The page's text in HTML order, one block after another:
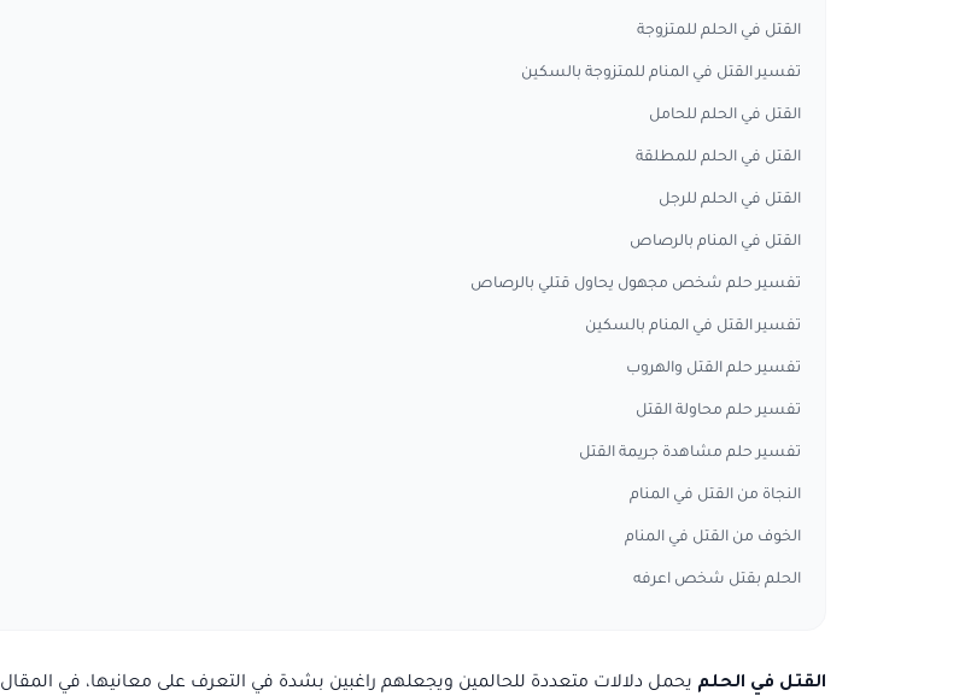
القتل في الحلم للمتزوجة
تفسير القتل في المنام للمتزوجة بالسكين
القتل في الحلم للحامل
القتل في الحلم للمطلقة
القتل في الحلم للرجل
القتل في المنام بالرصاص
تفسير حلم شخص مجهول يحاول قتلي بالرصاص
تفسير القتل في المنام بالسكين
تفسير حلم القتل والهروب
تفسير حلم محاولة القتل
تفسير حلم مشاهدة جريمة القتل
النجاة من القتل في المنام
الخوف من القتل في المنام
الحلم بقتل شخص اعرفه
القتل في الحلم يحمل دلالات متعددة للحالمين ويجعلهم راغبين بشدة في التعرف على معانيها، في المقال